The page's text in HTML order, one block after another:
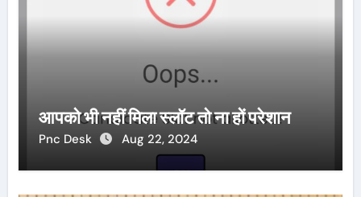
आपको भी नहीं मिला स्लॉट तो ना हों परेशान
Pnc Desk Aug 22, 2024